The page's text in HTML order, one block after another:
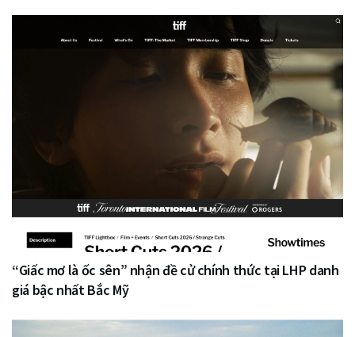
“Giấc mơ là ốc sên” nhận đề cử chính thức tại LHP danh
giá bậc nhất Bắc Mỹ